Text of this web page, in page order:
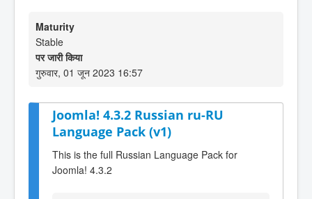
Maturity
Stable
पर जारी किया
गुरुवार, 01 जून 2023 16:57
Joomla! 4.3.2 Russian ru-RU
Language Pack (v1)
This is the full Russian Language Pack for
Joomla! 4.3.2